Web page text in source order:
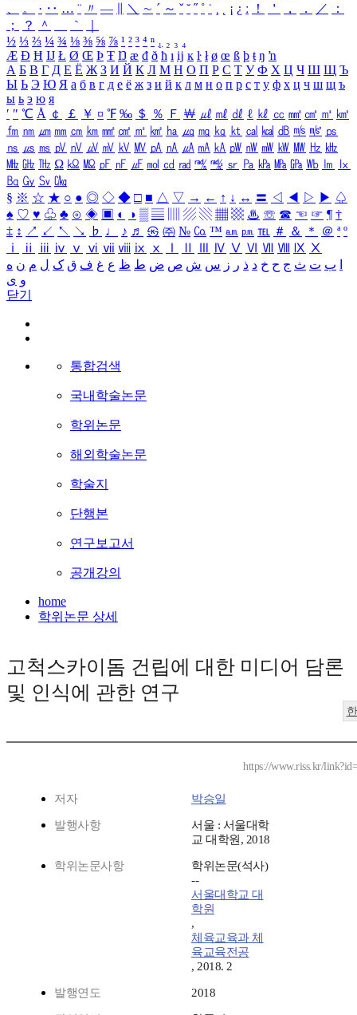
、
。 · ‥ … ¨ 〃 ― ＼ ∼ ´ ～ ˇ ˘ ˝ ˚ ˙ ¸ ¡ ¿ ː ！ ＇ ， ． ／
：
；
？ ＾ ｀
½ ⅓ ⅔ ¼ ¾ ⅛ ⅜ ⅝ ⅞ ¹ ² ³ ⁴ ⁿ ₁ ₂ ₃ ₄
Æ Ð Ħ Ĳ Ł Ø Œ Þ Ŧ Ŋ æ đ ð ħ ı ĳ ĸ ŀ ł ø œ ß þ ŧ ŋ ŉ
А Б В Г Д Е Ё Ж З И Й К Л М Н О П Р С Т У Ф Х Ц Ч Ш Щ Ъ
Ы Ь Э Ю Я а б в г д е ё ж з и й к л м н о п р с т у ф х ц ч ш щ ъ
ы ь э ю я
′ ″ ℃ Å ￠ ￡ ￥ ¤ ℉ ‰ ＄ ％ Ｆ ￦ ㎕ ㎖ ㎗ ℓ ㎘ ㏄ ㎣ ㎤ ㎥ ㎦
㎙ ㎚ ㎛ ㎜ ㎝ ㎞ ㎟ ㎠ ㎡ ㎢ ㏊ ㎍ ㎎ ㎏ ㏏ ㎈ ㎉ ㏈ ㎧ ㎨ ㎰
㎱ ㎲ ㎳ ㎴ ㎵ ㎶ ㎷ ㎸ ㎹ ㎀ ㎁ ㎂ ㎃ ㎄ ㎺ ㎻ ㎽ ㎾ ㎿ ㎐ ㎑
㎒ ㎓ ㎔ Ω ㏀ ㏁ ㎊ ㎋ ㎌ ㏖ ㏅ ㎭ ㎮ ㎯ ㏛ ㎩ ㎪ ㎫ ㎬ ㏝ ㏐
㏓
㏃ ㏉ ㏜ ㏆
§ ※ ☆ ★ ○ ● ◎ ◇ ◆ □ ■ △ ▽ → ← ↑ ↓ ↔ 〓 ◁ ◀ ▷ ▶ ♤
♠ ♡ ♥ ♧ ♣ ⊙ ◈ ▣ ◐ ◑ ▒ ▤ ▨ ▧ ▦ ▩ ♨ ☏ ☎ ☜ ☞ ¶ †
‡ ↕ ↗ ↙ ↖ ↘ ♭ ♩ ♪ ♬ ㉿ ㈜ № ㏇ ™ ㏂ ㏘ ℡ ＃ ＆ ＊ ＠ ª º
ⅰ
ⅱ ⅲ ⅳ ⅴ ⅵ ⅶ ⅷ ⅸ ⅹ Ⅳ Ⅴ Ⅵ Ⅶ Ⅷ Ⅸ Ⅹ
ب ت ث ج ح خ د ذ ر ز س ش ص ض ط ظ ع غ ف ق ک ل م ن ه
و ی
닫기
통합검색
국내학술논문
학위논문
해외학술논문
학술지
단행본
연구보고서
공개강의
home
학위논문 상세
고척스카이돔 건립에 대한 미디어 담론
및 인식에 관한 연구
https://www.riss.kr/
저자 박승일
발행사항
서울 : 서울대학
교 대학원, 2018
학위논문사항
학위논문(석사)
--
서울대학교 대
학원
,
체육교육과 체
육교육전공
, 2018. 2
발행연도 2018